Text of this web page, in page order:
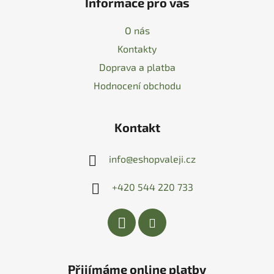
O nás
Kontakty
Doprava a platba
Hodnocení obchodu
Kontakt
info@eshopvaleji.cz
+420 544 220 733
Přijímáme online platby